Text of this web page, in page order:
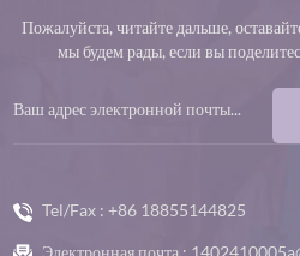
Пожалуйста, читайте дальше,
мы будем рады, если вы
Tel/Fax : +86 18855144825